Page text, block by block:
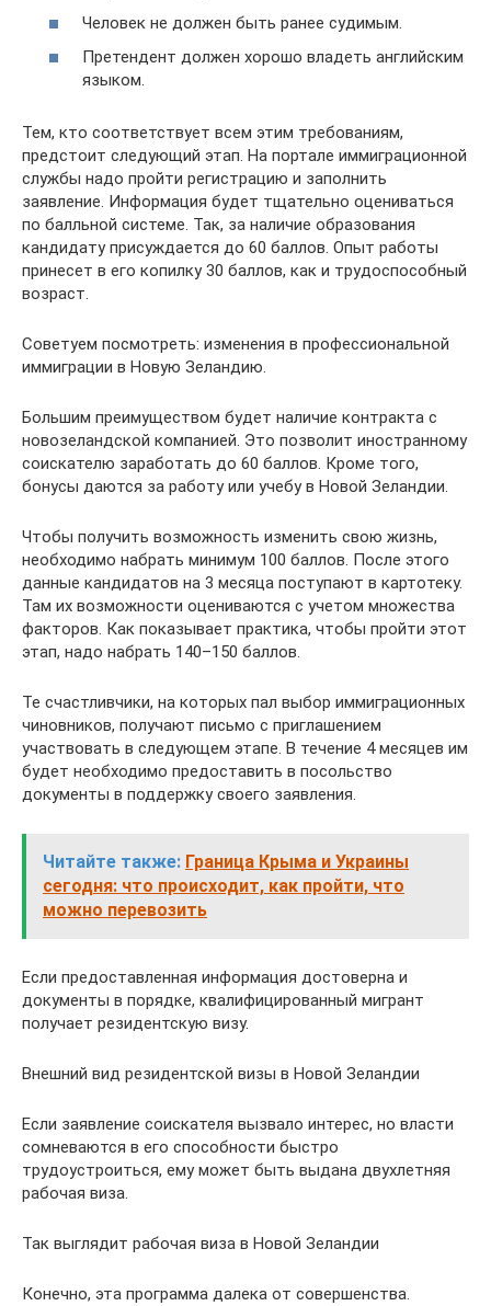
Человек не должен быть ранее судимым.
Претендент должен хорошо владеть английским
языком.
Тем, кто соответствует всем этим требованиям,
предстоит следующий этап. На портале иммиграционной
службы надо пройти регистрацию и заполнить
заявление. Информация будет тщательно оцениваться
по балльной системе. Так, за наличие образования
кандидату присуждается до 60 баллов. Опыт работы
принесет в его копилку 30 баллов, как и трудоспособный
возраст.
Советуем посмотреть: изменения в профессиональной
иммиграции в Новую Зеландию.
Большим преимуществом будет наличие контракта с
новозеландской компанией. Это позволит иностранному
соискателю заработать до 60 баллов. Кроме того,
бонусы даются за работу или учебу в Новой Зеландии.
Чтобы получить возможность изменить свою жизнь,
необходимо набрать минимум 100 баллов. После этого
данные кандидатов на 3 месяца поступают в картотеку.
Там их возможности оцениваются с учетом множества
факторов. Как показывает практика, чтобы пройти этот
этап, надо набрать 140–150 баллов.
Те счастливчики, на которых пал выбор иммиграционных
чиновников, получают письмо с приглашением
участвовать в следующем этапе. В течение 4 месяцев им
будет необходимо предоставить в посольство
документы в поддержку своего заявления.
Читайте также: Граница Крыма и Украины
сегодня: что происходит, как пройти, что
можно перевозить
Если предоставленная информация достоверна и
документы в порядке, квалифицированный мигрант
получает резидентскую визу.
Внешний вид резидентской визы в Новой Зеландии
Если заявление соискателя вызвало интерес, но власти
сомневаются в его способности быстро
трудоустроиться, ему может быть выдана двухлетняя
рабочая виза.
Так выглядит рабочая виза в Новой Зеландии
Конечно, эта программа далека от совершенства.